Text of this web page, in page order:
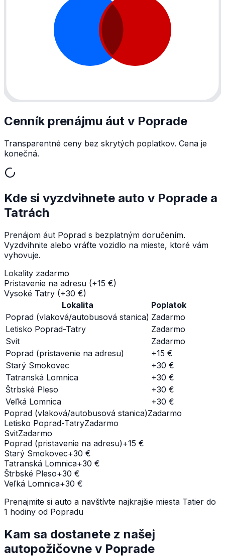
Cenník prenájmu áut v Poprade
Transparentné ceny bez skrytých poplatkov. Cena je
konečná.
Kde si vyzdvihnete auto v Poprade a
Tatrách
Prenájom áut Poprad s bezplatným doručením.
Vyzdvihnite alebo vráťte vozidlo na mieste, ktoré vám
vyhovuje.
Lokality zadarmo
Pristavenie na adresu (+15 €)
Vysoké Tatry (+30 €)
Lokalita
Poplatok
Poprad (vlaková/autobusová stanica) Zadarmo
Letisko Poprad-Tatry
Zadarmo
Svit
Zadarmo
Poprad (pristavenie na adresu)
+15 €
Starý Smokovec
+30 €
Tatranská Lomnica
+30 €
Štrbské Pleso
+30 €
Veľká Lomnica
+30 €
Poprad (vlaková/autobusová stanica)Zadarmo
Letisko Poprad-TatryZadarmo
SvitZadarmo
Poprad (pristavenie na adresu)+15 €
Starý Smokovec+30 €
Tatranská Lomnica+30 €
Štrbské Pleso+30 €
Veľká Lomnica+30 €
Prenajmite si auto a navštívte najkrajšie miesta Tatier do
1 hodiny od Popradu
Kam sa dostanete z našej
autopožičovne v Poprade